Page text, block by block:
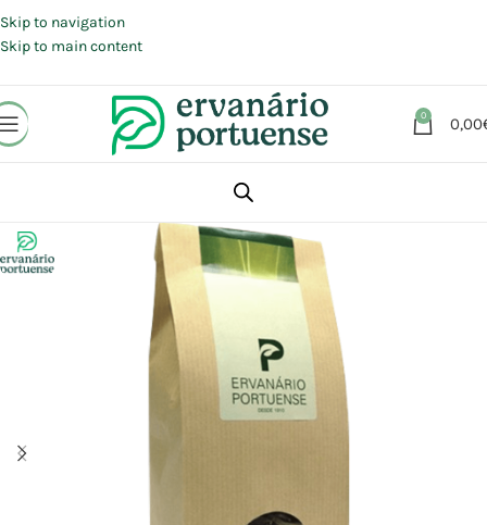
Skip to navigation
Skip to main content
0 0,00